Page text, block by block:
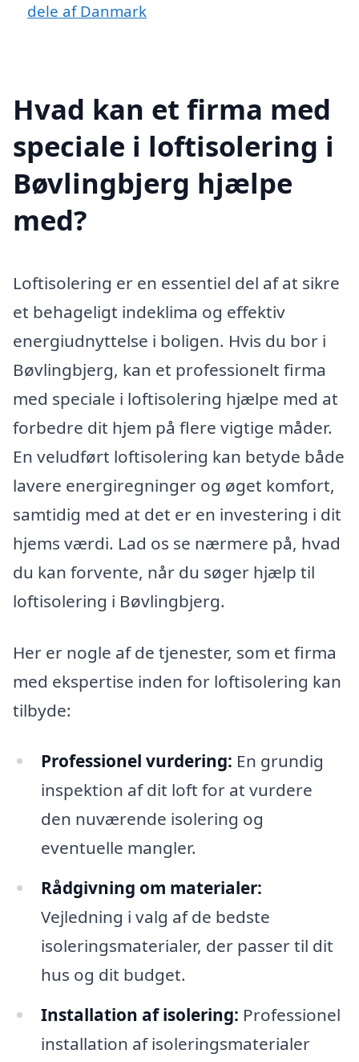
dele af Danmark
Hvad kan et firma med
speciale i loftisolering i
Bøvlingbjerg hjælpe
med?
Loftisolering er en essentiel del af at sikre
et behageligt indeklima og effektiv
energiudnyttelse i boligen. Hvis du bor i
Bøvlingbjerg, kan et professionelt firma
med speciale i loftisolering hjælpe med at
forbedre dit hjem på flere vigtige måder.
En veludført loftisolering kan betyde både
lavere energiregninger og øget komfort,
samtidig med at det er en investering i dit
hjems værdi. Lad os se nærmere på, hvad
du kan forvente, når du søger hjælp til
loftisolering i Bøvlingbjerg.
Her er nogle af de tjenester, som et firma
med ekspertise inden for loftisolering kan
tilbyde:
Professionel vurdering: En grundig
inspektion af dit loft for at vurdere
den nuværende isolering og
eventuelle mangler.
Rådgivning om materialer:
Vejledning i valg af de bedste
isoleringsmaterialer, der passer til dit
hus og dit budget.
Installation af isolering: Professionel
installation af isoleringsmaterialer